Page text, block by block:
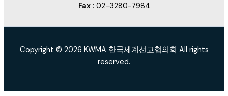
Fax : 02-3280-7984
Copyright © 2026 KWMA 한국세계선교협의회 All rights
reserved.